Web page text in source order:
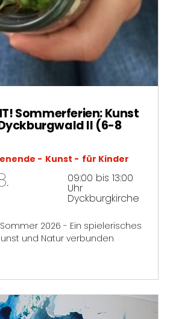
Sommerferien: Kunst
II (6-8
Kunst für Kinder
09:00 bis 13:00
Uhr
Dyckburgkirche
2026 - Ein spielerisches
und Natur verbunden